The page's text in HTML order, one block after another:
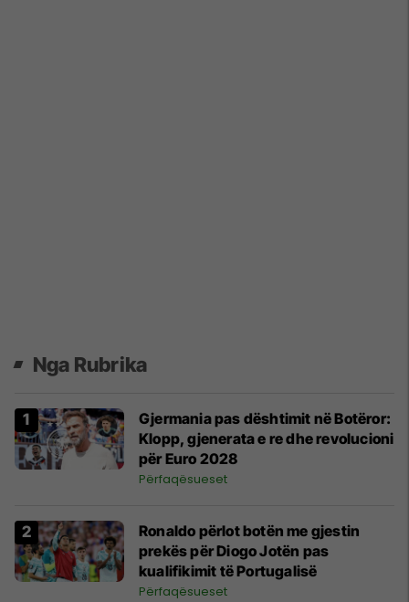
Nga Rubrika
Gjermania pas dështimit në Botëror:
Klopp, gjenerata e re dhe revolucioni
për Euro 2028
Përfaqësueset
Ronaldo përlot botën me gjestin
prekës për Diogo Jotën pas
kualifikimit të Portugalisë
Përfaqësueset